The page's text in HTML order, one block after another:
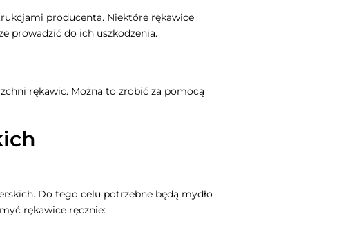
producenta. Niektóre rękawice
prowadzić do ich uszkodzenia.
rękawic. Można to zrobić za pomocą
Do tego celu potrzebne będą mydło
rękawice ręcznie: